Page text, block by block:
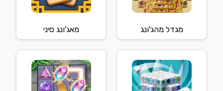
מגדל מהג'ונג מאג'ונג סיני